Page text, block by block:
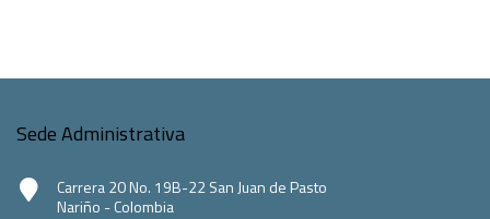
Sede Administrativa
Carrera 20 No. 19B-22 San Juan de Pasto
Nariño - Colombia